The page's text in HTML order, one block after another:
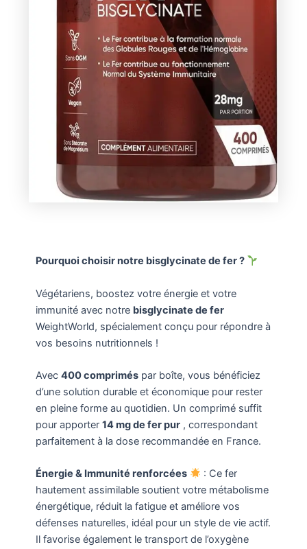
Pourquoi choisir notre bisglycinate de fer ?
Végétariens, boostez votre énergie et votre
immunité avec notre bisglycinate de fer
WeightWorld, spécialement conçu pour répondre à
vos besoins nutritionnels !
Avec 400 compriméspar boîte, vous bénéficiez
d’une solution durable et économique pour rester
en pleine forme au quotidien. Un comprimé suffit
pour apporter 14 mg de fer pur, correspondant
parfaitement à la dose recommandée en France.
Énergie & Immunité renforcées
: Ce fer
hautement assimilable soutient votre métabolisme
énergétique, réduit la fatigue et améliore vos
défenses naturelles, idéal pour un style de vie actif.
Il favorise également le transport de l’oxygène